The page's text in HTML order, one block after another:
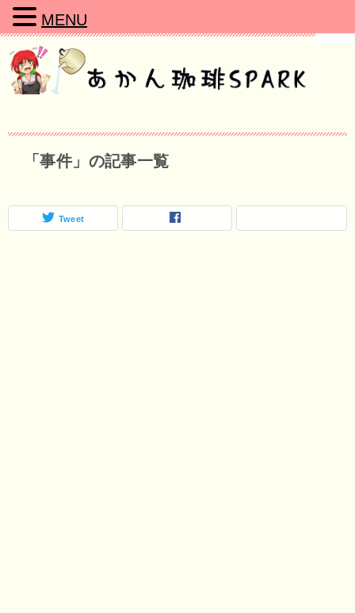
「事件」の記事一覧
Tweet
MENU